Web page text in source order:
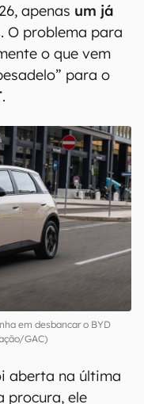
apenas um já
O problema para
o que vem
para o
.
em desbancar o BYD
GAC)
aberta na última
procura, ele